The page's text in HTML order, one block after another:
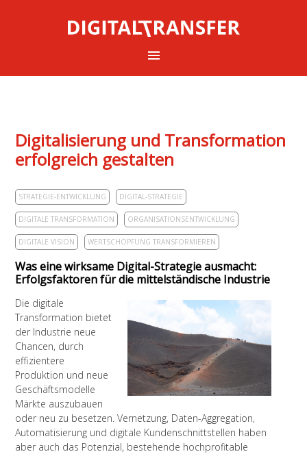
Digitalisierung und Transformation
erfolgreich gestalten
STRATEGIE-ENTWICKLUNG DIGITAL-STRATEGIE
DIGITALE TRANSFORMATION ORGANISATIONSENTWICKLUNG
DIGITALE VISION WERTSCHÖPFUNG TRANSFORMIEREN
Was eine wirksame Digital-Strategie ausmacht:
Erfolgsfaktoren für die mittelständische Industrie
Die digitale
Transformation bietet
der Industrie neue
Chancen, durch
effizientere
Produktion und neue
Geschäftsmodelle
Märkte auszubauen
oder neu zu besetzen. Vernetzung, Daten-Aggregation,
Automatisierung und digitale Kundenschnittstellen haben
aber auch das Potenzial, bestehende hochprofitable